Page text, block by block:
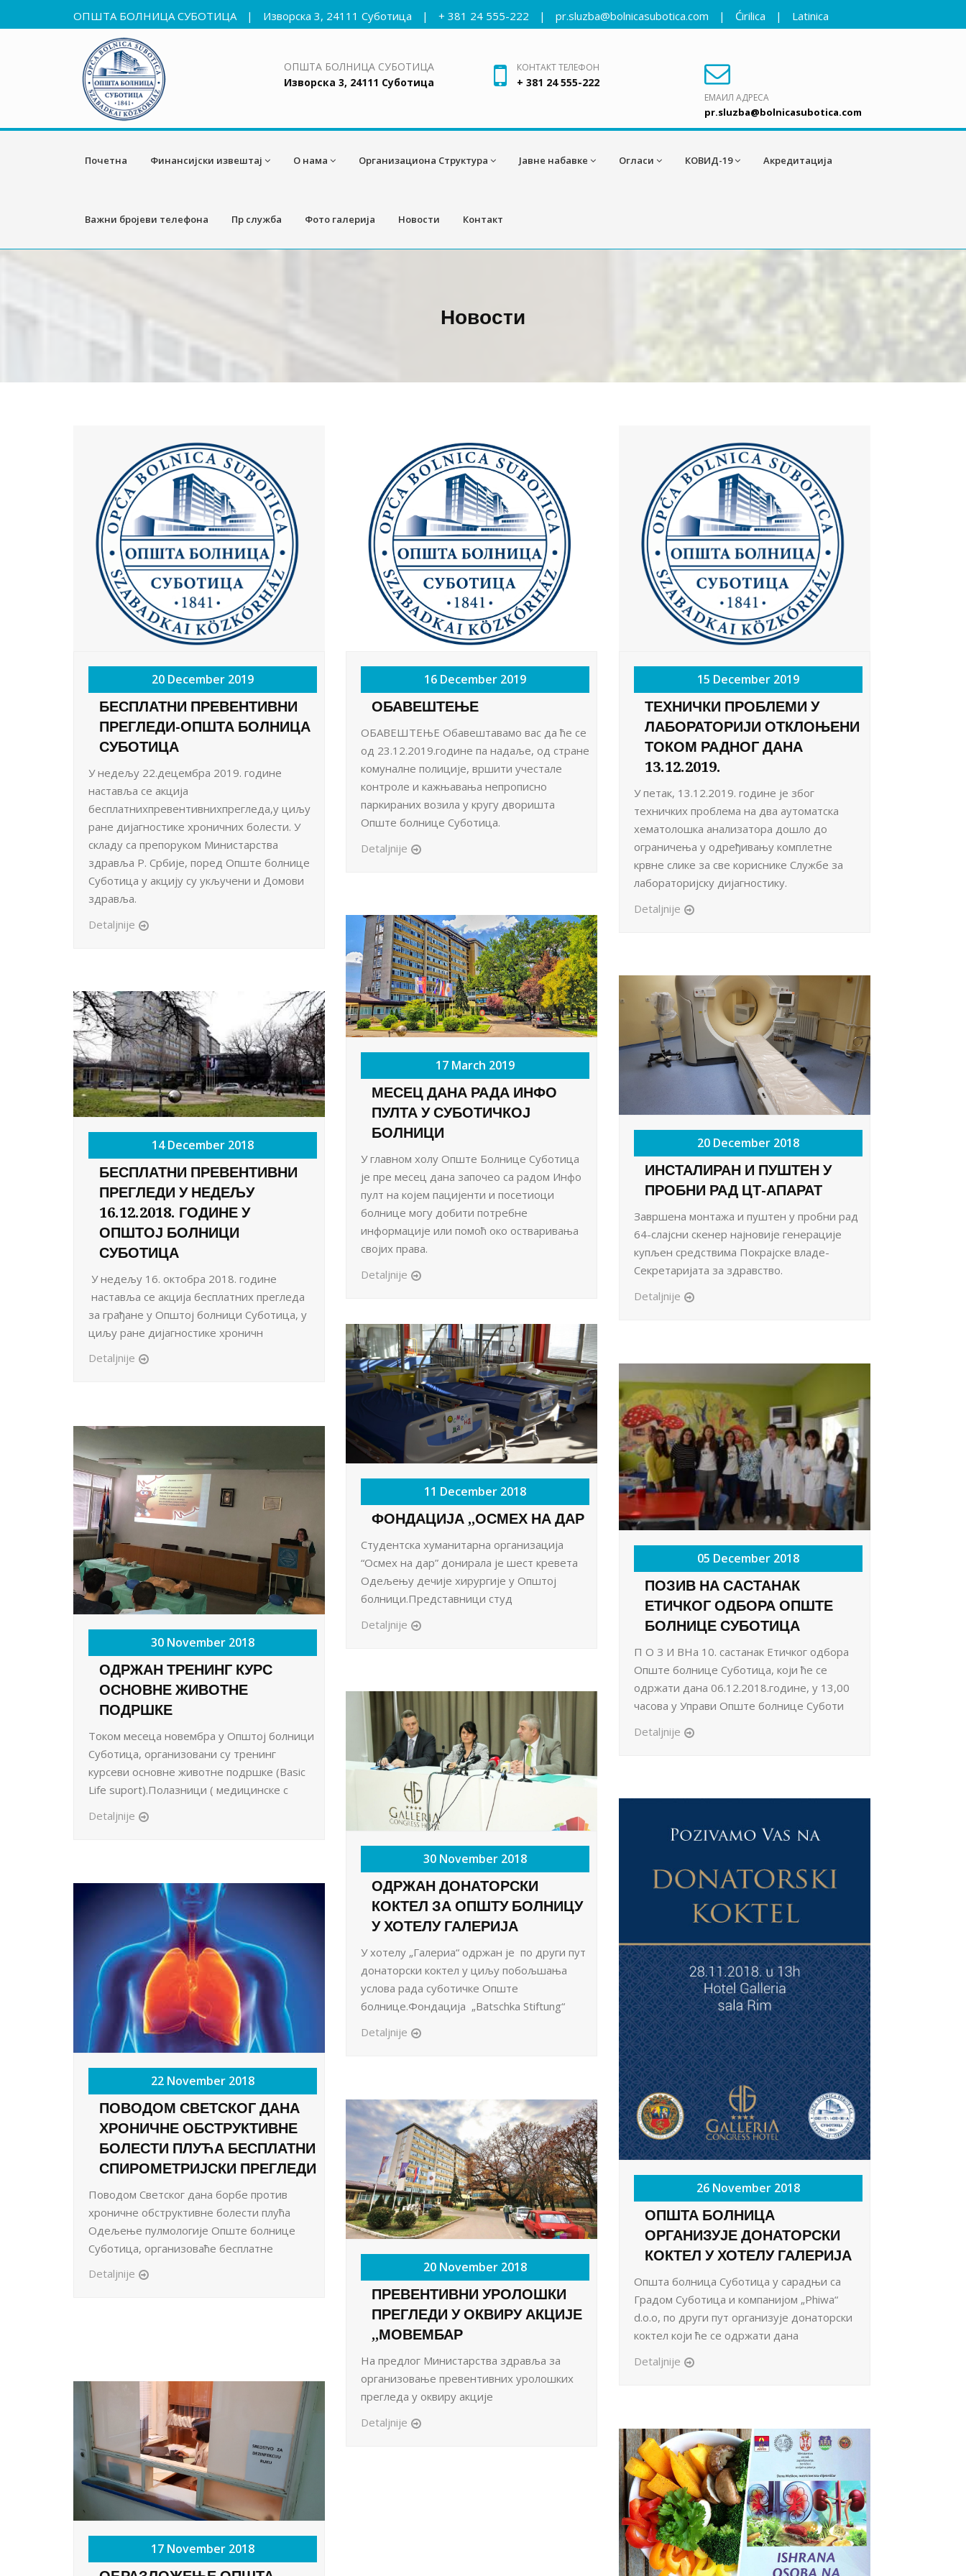
ОПШТА БОЛНИЦА СУБОТИЦА | Изворска 3, 24111 Суботица | + 381 24 555-222 | pr.sluzba@bolnicasubotica.com | Ćirilica | Latinica
ОПШТА БОЛНИЦА СУБОТИЦА
Изворска 3, 24111 Суботица
КОНТАКТ ТЕЛЕФОН
+ 381 24 555-222
ЕМАИЛ АДРЕСА
pr.sluzba@bolnicasubotica.com
Почетна Финансијски извештај О нама Организациона Структура Јавне набавке Огласи КОВИД-19 Акредитација
Важни бројеви телефона Пр служба Фото галерија Новости Контакт
Новости
20 December 2019
БЕСПЛАТНИ ПРЕВЕНТИВНИ
ПРЕГЛЕДИ-ОПШТА БОЛНИЦА
СУБОТИЦА
У недељу 22.децембра 2019. године
наставља се акција
бесплатнихпревентивнихпрегледа,у циљу
ране дијагностике хроничних болести. У
складу са препоруком Министарства
здравља Р. Србије, поред Опште болнице
Суботица у акцију су укључени и Домови
здравља.
Detaljnije
16 December 2019
ОБАВЕШТЕЊЕ
ОБАВЕШТЕЊЕ Обавештавамо вас да ће се
од 23.12.2019.године па надаље, од стране
комуналне полиције, вршити учестале
контроле и кажњавања непрописно
паркираних возила у кругу дворишта
Опште болнице Суботица.
Detaljnije
15 December 2019
ТЕХНИЧКИ ПРОБЛЕМИ У
ЛАБОРАТОРИЈИ ОТКЛОЊЕНИ
ТОКОМ РАДНОГ ДАНА
13.12.2019.
У петак, 13.12.2019. године је због
техничких проблема на два аутоматска
хематолошка анализатора дошло до
ограничења у одређивању комплетне
крвне слике за све кориснике Службе за
лабораторијску дијагностику.
Detaljnije
17 March 2019
МЕСЕЦ ДАНА РАДА ИНФО
ПУЛТА У СУБОТИЧКОЈ
БОЛНИЦИ
У главном холу Опште Болнице Суботица
је пре месец дана започео са радом Инфо
пулт на којем пацијенти и посетиоци
болнице могу добити потребне
информације или помоћ око остваривања
својих права.
Detaljnije
20 December 2018
ИНСТАЛИРАН И ПУШТЕН У
ПРОБНИ РАД ЦТ-АПАРАТ
Завршена монтажа и пуштен у пробни рад
64-слајсни скенер најновије генерације
купљен средствима Покрајске владе-
Секретаријата за здравство.
Detaljnije
14 December 2018
БЕСПЛАТНИ ПРЕВЕНТИВНИ
ПРЕГЛЕДИ У НЕДЕЉУ
16.12.2018. ГОДИНЕ У
ОПШТОЈ БОЛНИЦИ
СУБОТИЦА
У недељу 16. октобра 2018. године
наставља се акција бесплатних прегледа
за грађане у Општој болници Суботица, у
циљу ране дијагностике хроничн
Detaljnije
11 December 2018
ФОНДАЦИЈА ,,ОСМЕХ НА ДАР
Студентска хуманитарна организација
“Осмех на дар” донирала је шест кревета
Одељењу дечије хирургије у Општој
болници.Представници студ
Detaljnije
05 December 2018
ПОЗИВ НА САСТАНАК
ЕТИЧКОГ ОДБОРА ОПШТЕ
БОЛНИЦЕ СУБОТИЦА
П О З И ВНа 10. састанак Етичког одбора
Опште болнице Суботица, који ће се
одржати дана 06.12.2018.године, у 13,00
часова у Управи Опште болнице Суботи
Detaljnije
30 November 2018
ОДРЖАН ТРЕНИНГ КУРС
ОСНОВНЕ ЖИВОТНЕ
ПОДРШКЕ
Током месеца новембра у Општој болници
Суботица, организовани су тренинг
курсеви основне животне подршке (Basic
Life suport).Полазници ( медицинске с
Detaljnije
30 November 2018
ОДРЖАН ДОНАТОРСКИ
КОКТЕЛ ЗА ОПШТУ БОЛНИЦУ
У ХОТЕЛУ ГАЛЕРИЈА
У хотелу „Галериа“ одржан је по други пут
донаторски коктел у циљу побољшања
услова рада суботичке Опште
болнице.Фондација „Batschka Stiftung“
Detaljnije
26 November 2018
ОПШТА БОЛНИЦА
ОРГАНИЗУЈЕ ДОНАТОРСКИ
КОКТЕЛ У ХОТЕЛУ ГАЛЕРИЈА
Општа болница Суботица у сарадњи са
Градом Суботица и компанијом „Phiwa“
d.o.o, по други пут организује донаторски
коктел који ће се одржати дана
Detaljnije
22 November 2018
ПОВОДОМ СВЕТСКОГ ДАНА
ХРОНИЧНЕ ОБСТРУКТИВНЕ
БОЛЕСТИ ПЛУЋА БЕСПЛАТНИ
СПИРОМЕТРИЈСКИ ПРЕГЛЕДИ
Поводом Светског дана борбе против
хроничне обструктивне болести плућа
Одељење пулмологије Опште болнице
Суботица, организоваће бесплатне
Detaljnije
20 November 2018
ПРЕВЕНТИВНИ УРОЛОШКИ
ПРЕГЛЕДИ У ОКВИРУ АКЦИЈЕ
,,МОВЕМБАР
На предлог Министарства здравља за
организовање превентивних уролошких
прегледа у оквиру акције
Detaljnije
17 November 2018